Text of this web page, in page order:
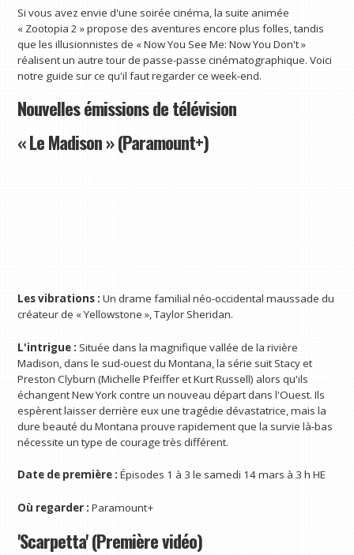
Si vous avez envie d'une soirée cinéma, la suite animée
« Zootopia 2 » propose des aventures encore plus folles, tandis
que les illusionnistes de « Now You See Me: Now You Don't »
réalisent un autre tour de passe-passe cinématographique. Voici
notre guide sur ce qu'il faut regarder ce week-end.
Nouvelles émissions de télévision
« Le Madison » (Paramount+)
Les vibrations : Un drame familial néo-occidental maussade du
créateur de « Yellowstone », Taylor Sheridan.
L'intrigue : Située dans la magnifique vallée de la rivière
Madison, dans le sud-ouest du Montana, la série suit Stacy et
Preston Clyburn (Michelle Pfeiffer et Kurt Russell) alors qu'ils
échangent New York contre un nouveau départ dans l'Ouest. Ils
espèrent laisser derrière eux une tragédie dévastatrice, mais la
dure beauté du Montana prouve rapidement que la survie là-bas
nécessite un type de courage très différent.
Date de première : Épisodes 1 à 3 le samedi 14 mars à 3 h HE
Où regarder : Paramount+
'Scarpetta' (Première vidéo)